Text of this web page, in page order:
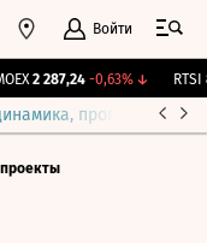
Войти
2 287,24 -0,63%↓ RTSI
прогнозы